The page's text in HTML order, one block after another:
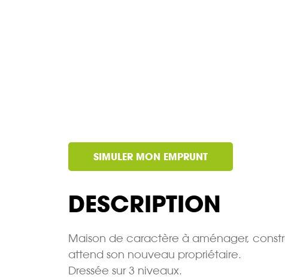
SIMULER MON EMPRUNT
DESCRIPTION
Maison de caractère à aménager,
attend son nouveau propriétaire.
Dressée sur 3 niveaux.